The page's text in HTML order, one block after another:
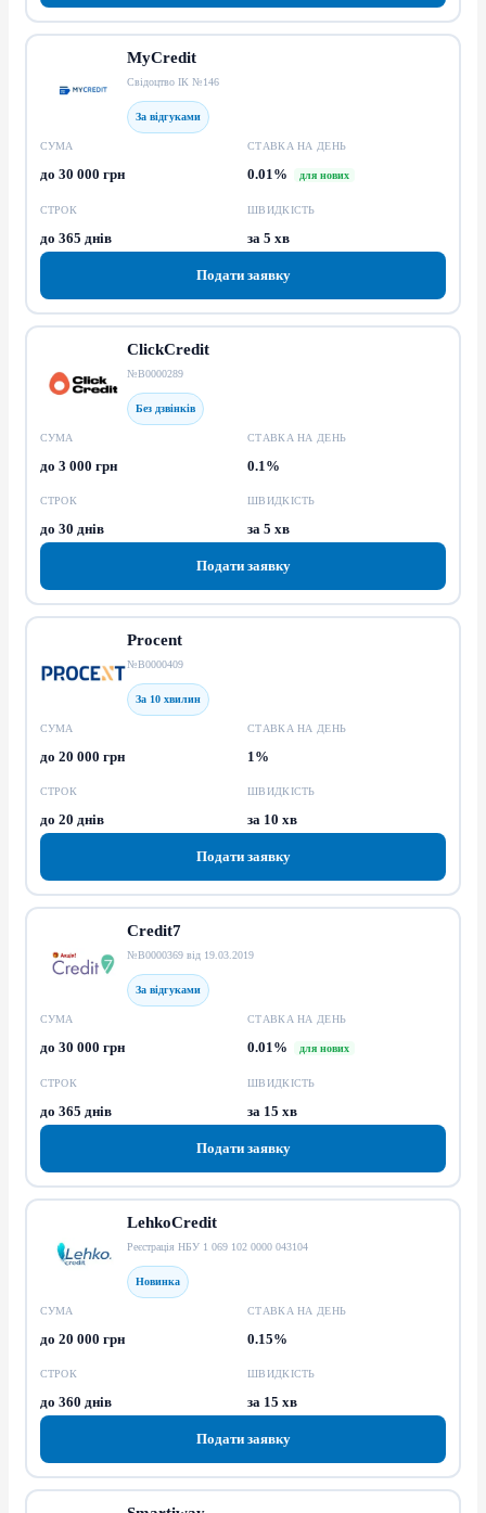
MyCredit
Свідоцтво ІК №146
За відгуками
СУМА
до 30 000 грн
СТАВКА НА ДЕНЬ
0.01% для нових
СТРОК
до 365 днів
ШВИДКІСТЬ
за 5 хв
Подати заявку
ClickCredit
№В0000289
Без дзвінків
СУМА
до 3 000 грн
СТАВКА НА ДЕНЬ
0.1%
СТРОК
до 30 днів
ШВИДКІСТЬ
за 5 хв
Подати заявку
Procent
№В0000409
За 10 хвилин
СУМА
до 20 000 грн
СТАВКА НА ДЕНЬ
1%
СТРОК
до 20 днів
ШВИДКІСТЬ
за 10 хв
Подати заявку
Credit7
№В0000369 від 19.03.2019
За відгуками
СУМА
до 30 000 грн
СТАВКА НА ДЕНЬ
0.01% для нових
СТРОК
до 365 днів
ШВИДКІСТЬ
за 15 хв
Подати заявку
LehkoCredit
Реєстрація НБУ 1 069 102 0000 043104
Новинка
СУМА
до 20 000 грн
СТАВКА НА ДЕНЬ
0.15%
СТРОК
до 360 днів
ШВИДКІСТЬ
за 15 хв
Подати заявку